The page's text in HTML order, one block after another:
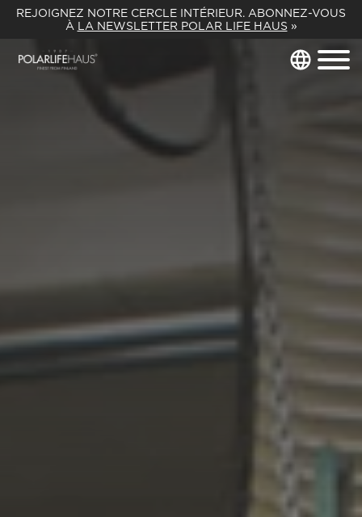
REJOIGNEZ NOTRE CERCLE INTÉRIEUR. ABONNEZ-VOUS
À LA NEWSLETTER POLAR LIFE HAUS »